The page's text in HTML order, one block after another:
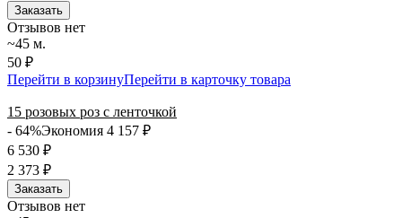
Заказать
Отзывов нет
~45 м.
50 ₽
Перейти в корзинуПерейти в карточку товара
15 розовых роз с ленточкой
- 64%Экономия 4 157 ₽
6 530 ₽
2 373 ₽
Заказать
Отзывов нет